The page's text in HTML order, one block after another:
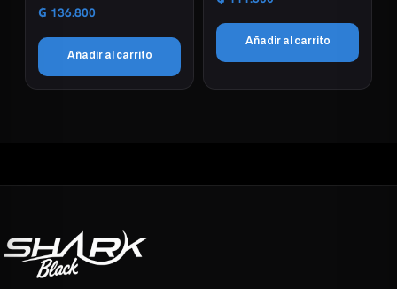
₲ 136.800
Añadir al carrito
Añadir al carrito